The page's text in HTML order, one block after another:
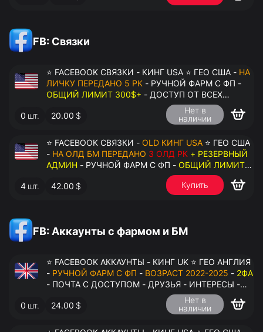
FB: Связки
⭐ FACEBOOK СВЯЗКИ - КИНГ USA ⭐ ГЕО США - НА
ЛИЧКУ ПЕРЕДАНО 5 РК - РУЧНОЙ ФАРМ С ФП -
ОБЩИЙ ЛИМИТ 300$+ - ДОСТУП ОТ ВСЕХ
АККАУНТОВ - ПЕРЕДАЧА В АНТИДЕТЕКТ
0 шт. 20.00 $
Нет в
наличии
⭐ FACEBOOK СВЯЗКИ - OLD КИНГ USA ⭐ ГЕО США
- НА ОЛД БМ ПЕРЕДАНО 3 ОЛД РК + РЕЗЕРВНЫЙ
АДМИН - РУЧНОЙ ФАРМ С ФП - ОБЩИЙ ЛИМИТ
- ДОСТУП ОТ ВСЕХ АККАУНТОВ -
ПЕРЕДАЧА В АНТИДЕТЕКТ
4 шт. 42.00 $ Купить
FB: Аккаунты с фармом и БМ
⭐ FACEBOOK АККАУНТЫ - КИНГ UK ⭐ ГЕО АНГЛИЯ
- РУЧНОЙ ФАРМ С ФП - ВОЗРАСТ 2022-2025 - 2ФА
- ПОЧТА С ДОСТУПОМ - ДРУЗЬЯ - ИНТЕРЕСЫ -
ЛАЙКИ - КОММЕНТАРИИ - ПЕРЕДАЧА В
АНТИДЕТЕКТ
0 шт. 24.00 $
Нет в
наличии